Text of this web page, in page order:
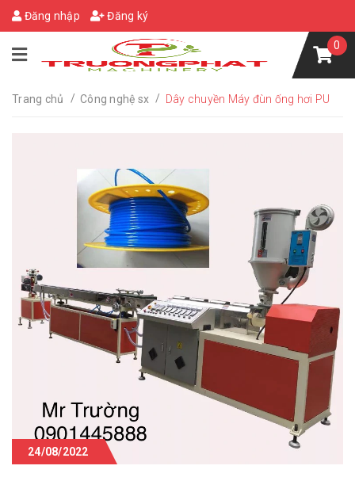
Đăng nhập Đăng ký
0
Trang chủ / Công nghệ sx / Dây chuyền Máy đùn ống hơi PU
24/08/2022